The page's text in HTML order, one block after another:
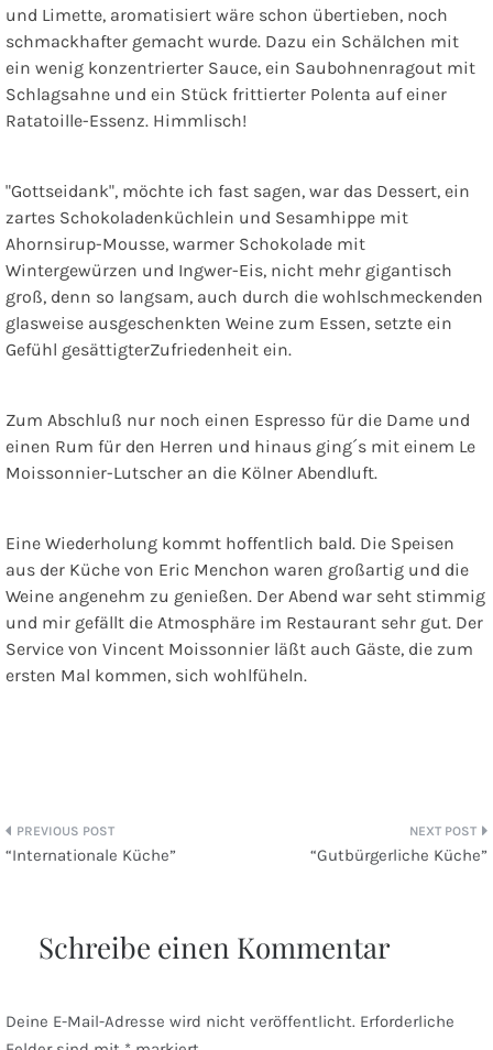
und Limette, aromatisiert wäre schon übertieben, noch
schmackhafter gemacht wurde. Dazu ein Schälchen mit
ein wenig konzentrierter Sauce, ein Saubohnenragout mit
Schlagsahne und ein Stück frittierter Polenta auf einer
Ratatoille-Essenz. Himmlisch!
"Gottseidank", möchte ich fast sagen, war das Dessert, ein
zartes Schokoladenküchlein und Sesamhippe mit
Ahornsirup-Mousse, warmer Schokolade mit
Wintergewürzen und Ingwer-Eis, nicht mehr gigantisch
groß, denn so langsam, auch durch die wohlschmeckenden
glasweise ausgeschenkten Weine zum Essen, setzte ein
Gefühl gesättigterZufriedenheit ein.
Zum Abschluß nur noch einen Espresso für die Dame und
einen Rum für den Herren und hinaus ging´s mit einem Le
Moissonnier-Lutscher an die Kölner Abendluft.
Eine Wiederholung kommt hoffentlich bald. Die Speisen
aus der Küche von Eric Menchon waren großartig und die
Weine angenehm zu genießen. Der Abend war seht stimmig
und mir gefällt die Atmosphäre im Restaurant sehr gut. Der
Service von Vincent Moissonnier läßt auch Gäste, die zum
ersten Mal kommen, sich wohlfüheln.
Beitragsnavigation
“Internationale Küche” “Gutbürgerliche Küche”
Schreibe einen Kommentar
Deine E-Mail-Adresse wird nicht veröffentlicht. Erforderliche